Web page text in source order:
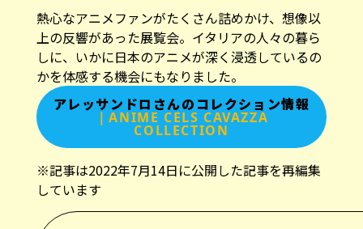
熱心なアニメファンがたくさん詰めかけ、想像以
上の反響があった展覧会。イタリアの人々の暮ら
しに、いかに日本のアニメが深く浸透しているの
かを体感する機会にもなりました。
アレッサンドロさんのコレクション情報
｜ANIME CELS CAVAZZA
COLLECTION
※記事は2022年7月14日に公開した記事を再編集
しています